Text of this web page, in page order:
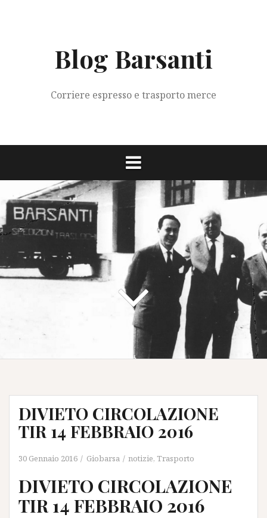
Blog Barsanti
Corriere espresso e trasporto merce
DIVIETO CIRCOLAZIONE
TIR 14 FEBBRAIO 2016
30 Gennaio 2016 Giobarsa notizie, Trasporto
DIVIETO CIRCOLAZIONE
TIR 14 FEBBRAIO 2016